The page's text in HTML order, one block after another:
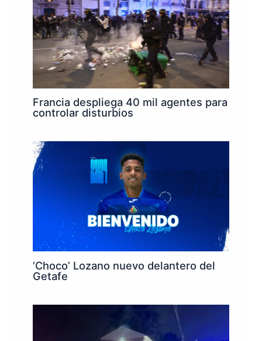
Francia despliega 40 mil agentes para
controlar disturbios
‘Choco’ Lozano nuevo delantero del
Getafe